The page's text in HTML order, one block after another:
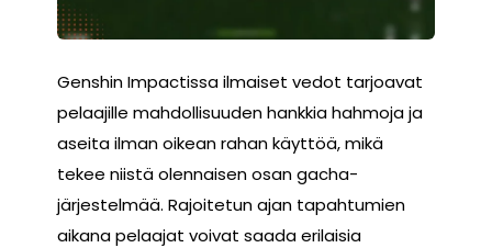
Genshin Impactissa ilmaiset vedot tarjoavat
pelaajille mahdollisuuden hankkia hahmoja ja
aseita ilman oikean rahan käyttöä, mikä
tekee niistä olennaisen osan gacha-
järjestelmää. Rajoitetun ajan tapahtumien
aikana pelaajat voivat saada erilaisia